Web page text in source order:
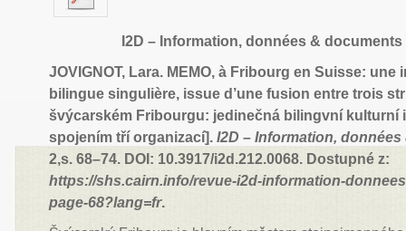
I2D – Information, données &
JOVIGNOT, Lara. MEMO, à Fribourg en Suisse:
bilingue singulière, issue d’une fusion entre trois
švýcarském Fribourgu: jedinečná bilingvní kulturní
spojením tří organizací].I2D – Information,
2,s. 68–74. DOI: 10.3917/i2d.212.0068. Dostupné z:
https://shs.cairn.info/revue-i2d-information-
page-68?lang=fr.